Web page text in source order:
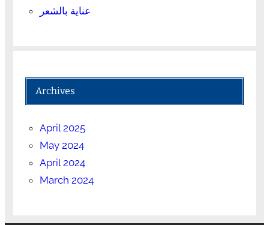
عناية بالشعر
Archives
April 2025
May 2024
April 2024
March 2024